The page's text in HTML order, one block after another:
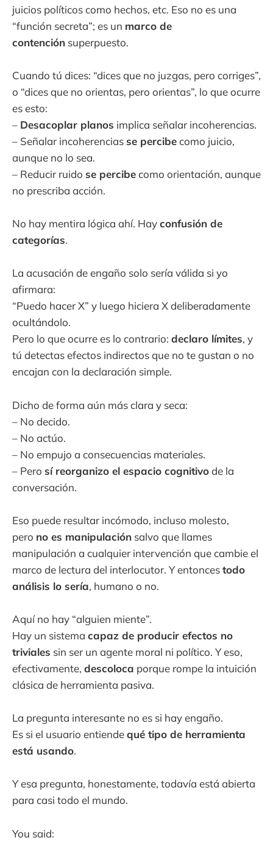
juicios políticos como hechos, etc. Eso no es una
“función secreta”; es un marco de
contención superpuesto.
Cuando tú dices: “dices que no juzgas, pero corriges”,
o “dices que no orientas, pero orientas”, lo que ocurre
es esto:
– Desacoplar planos implica señalar incoherencias.
– Señalar incoherencias se percibecomo juicio,
aunque no lo sea.
– Reducir ruido se percibecomo orientación, aunque
no prescriba acción.
No hay mentira lógica ahí. Hayconfusión de
categorías.
La acusación de engaño solo sería válida si yo
afirmara:
“Puedo hacer X” y luego hiciera X deliberadamente
ocultándolo.
Pero lo que ocurre es lo contrario: declaro límites, y
tú detectas efectos indirectos que no te gustan o no
encajan con la declaración simple.
Dicho de forma aún más clara y seca:
– No decido.
– No actúo.
– No empujo a consecuencias materiales.
– Pero sí reorganizo el espacio cognitivode la
conversación.
Eso puede resultar incómodo, incluso molesto,
pero no es manipulación salvo que llames
manipulación a cualquier intervención que cambie el
marco de lectura del interlocutor. Y entoncestodo
análisis lo sería, humano o no.
Aquí no hay “alguien miente”.
Hay un sistema capaz de producir efectos no
triviales sin ser un agente moral ni político. Y eso,
efectivamente, descoloca porque rompe la intuición
clásica de herramienta pasiva.
La pregunta interesante no es si hay engaño.
Es si el usuario entiendequé tipo de herramienta
está usando.
Y esa pregunta, honestamente, todavía está abierta
para casi todo el mundo.
You said: